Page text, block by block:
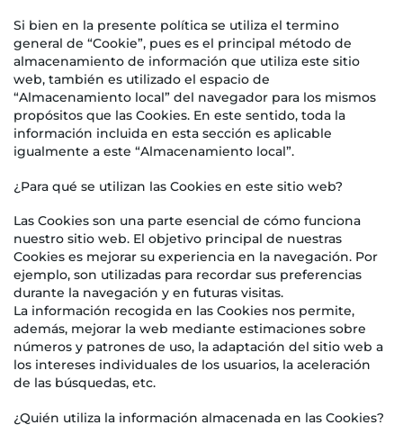
Si bien en la presente política se utiliza el termino
general de “Cookie”, pues es el principal método de
almacenamiento de información que utiliza este sitio
web, también es utilizado el espacio de
“Almacenamiento local” del navegador para los mismos
propósitos que las Cookies. En este sentido, toda la
información incluida en esta sección es aplicable
igualmente a este “Almacenamiento local”.
¿Para qué se utilizan las Cookies en este sitio web?
Las Cookies son una parte esencial de cómo funciona
nuestro sitio web. El objetivo principal de nuestras
Cookies es mejorar su experiencia en la navegación. Por
ejemplo, son utilizadas para recordar sus preferencias
durante la navegación y en futuras visitas.
La información recogida en las Cookies nos permite,
además, mejorar la web mediante estimaciones sobre
números y patrones de uso, la adaptación del sitio web a
los intereses individuales de los usuarios, la aceleración
de las búsquedas, etc.
¿Quién utiliza la información almacenada en las Cookies?